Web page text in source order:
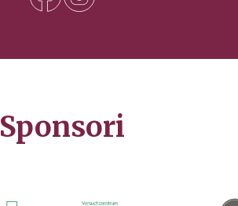
Sponsori